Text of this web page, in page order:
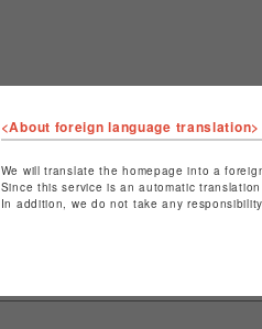
<About foreign language translation>
We will translate the homepage into a
Since this service is an automatic
In addition, we do not take any